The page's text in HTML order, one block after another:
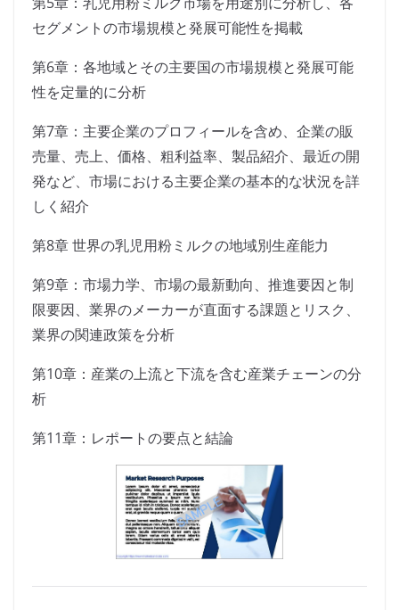
セグメントの市場規模と発展可能性を掲載
第6章：各地域とその主要国の市場規模と発展可能
性を定量的に分析
第7章：主要企業のプロフィールを含め、企業の販
売量、売上、価格、粗利益率、製品紹介、最近の開
発など、市場における主要企業の基本的な状況を詳
しく紹介
第8章 世界の乳児用粉ミルクの地域別生産能力
第9章：市場力学、市場の最新動向、推進要因と制
限要因、業界のメーカーが直面する課題とリスク、
業界の関連政策を分析
第10章：産業の上流と下流を含む産業チェーンの分
析
第11章：レポートの要点と結論